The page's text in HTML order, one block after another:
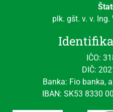
plk. gšt. v. v. Ing.
IČO:
DIČ:
Banka: Fio banka,
IBAN: SK53 8330